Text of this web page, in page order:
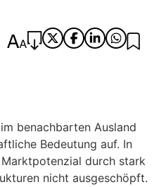
benachbarten Ausland
Bedeutung auf. In
durch stark
nicht ausgeschöpft.